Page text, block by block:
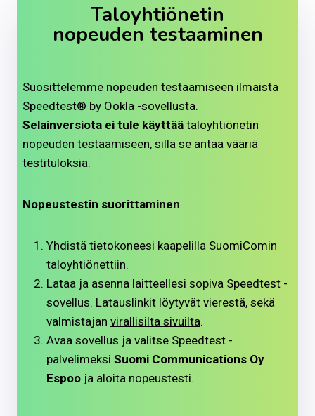
Taloyhtiönetin
nopeuden testaaminen
Suosittelemme nopeuden testaamiseen ilmaista
Speedtest® by Ookla -sovellusta.
Selainversiota ei tule käyttää taloyhtiönetin
nopeuden testaamiseen, sillä se antaa vääriä
testituloksia.
Nopeustestin suorittaminen
Yhdistä tietokoneesi kaapelilla SuomiComin
taloyhtiönettiin.
Lataa ja asenna laitteellesi sopiva Speedtest -
sovellus. Latauslinkit löytyvät vierestä, sekä
valmistajan virallisilta sivuilta.
Avaa sovellus ja valitse Speedtest -
palvelimeksi Suomi Communications Oy
Espoo ja aloita nopeustesti.